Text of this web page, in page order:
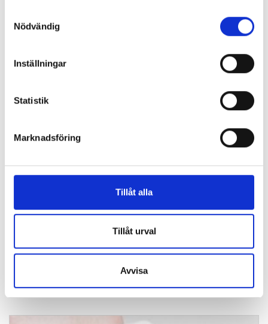
Nödvändig
Inställningar
Statistik
Marknadsföring
Tillåt alla
Tillåt urval
Avvisa
Opbevaring og udlevering av blod
Kvalitetskontrol